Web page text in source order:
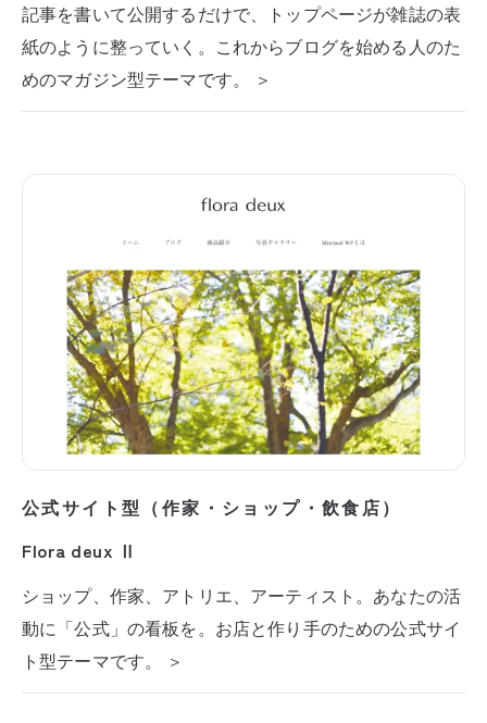
記事を書いて公開するだけで、トップページが雑誌の表
紙のように整っていく。これからブログを始める人のた
めのマガジン型テーマです。 ＞
公式サイト型（作家・ショップ・飲食店）
Flora deux Ⅱ
ショップ、作家、アトリエ、アーティスト。あなたの活
動に「公式」の看板を。お店と作り手のための公式サイ
ト型テーマです。 ＞